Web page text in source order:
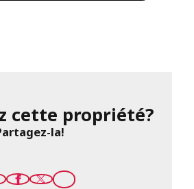
cette propriété?
la!